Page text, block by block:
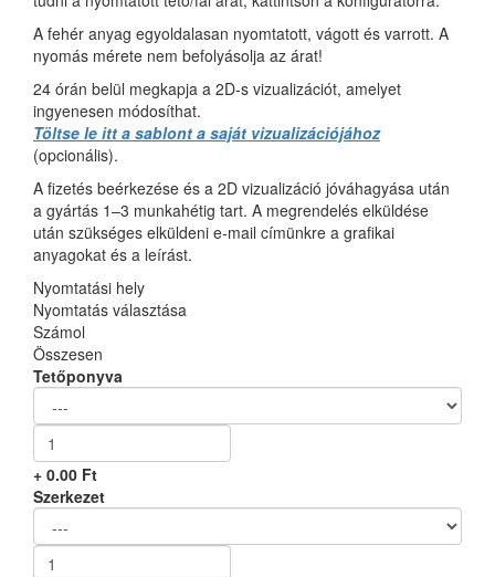
A fehér anyag egyoldalasan nyomtatott, vágott és varrott. A
nyomás mérete nem befolyásolja az árat!
24 órán belül megkapja a 2D-s vizualizációt, amelyet
ingyenesen módosíthat.
Töltse le itt a sablont a saját vizualizációjához
(opcionális).
A fizetés beérkezése és a 2D vizualizáció jóváhagyása után
a gyártás 1–3 munkahétig tart. A megrendelés elküldése
után szükséges elküldeni e-mail címünkre a grafikai
anyagokat és a leírást.
Nyomtatási hely
Nyomtatás választása
Számol
Összesen
Tetőponyva
+ 0.00 Ft
Szerkezet